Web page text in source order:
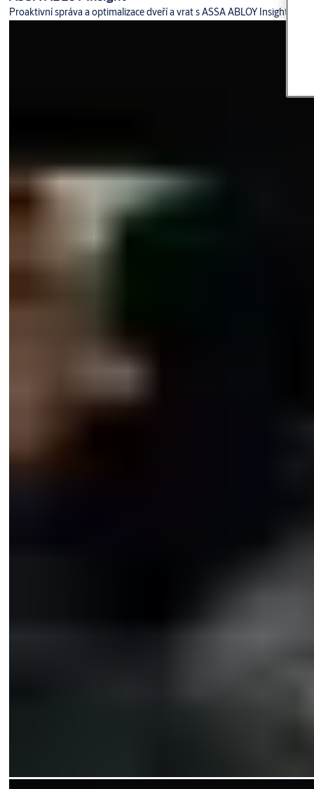
Proaktivní správa a optimalizace dveří a vrat s ASSA ABLOY Insight.